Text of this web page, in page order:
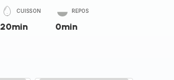
CUISSON
20min
REPOS
0min